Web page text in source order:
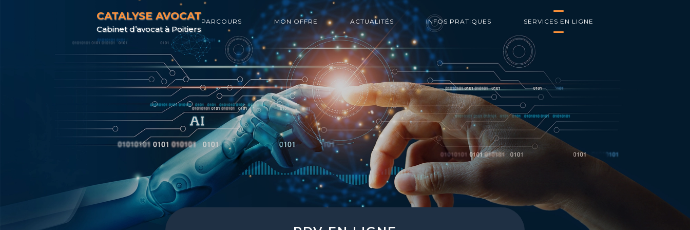
CATALYSE AVOCAT
Cabinet d’avocat à Poitiers
PARCOURS MON OFFRE ACTUALITÉS INFOS PRATIQUES SERVICES EN LIGNE